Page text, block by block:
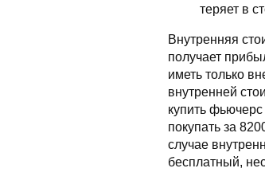
теряет в
Внутренняя
получает
иметь только
внутренней
купить
покупать за
случае
бесплатный,